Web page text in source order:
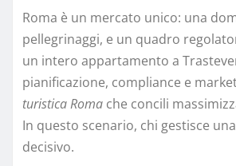
Roma è un mercato unico: una
pellegrinaggi, e un quadro
un intero appartamento a
pianificazione, compliance e
turistica Roma che concili
In questo scenario, chi gestisce una
decisivo.